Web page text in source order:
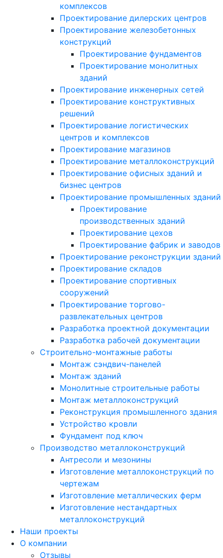
комплексов
Проектирование дилерских центров
Проектирование железобетонных
конструкций
Проектирование фундаментов
Проектирование монолитных
зданий
Проектирование инженерных сетей
Проектирование конструктивных
решений
Проектирование логистических
центров и комплексов
Проектирование магазинов
Проектирование металлоконструкций
Проектирование офисных зданий и
бизнес центров
Проектирование промышленных зданий
Проектирование
производственных зданий
Проектирование цехов
Проектирование фабрик и заводов
Проектирование реконструкции зданий
Проектирование складов
Проектирование спортивных
сооружений
Проектирование торгово-
развлекательных центров
Разработка проектной документации
Разработка рабочей документации
Строительно-монтажные работы
Монтаж сэндвич-панелей
Монтаж зданий
Монолитные строительные работы
Монтаж металлоконструкций
Реконструкция промышленного здания
Устройство кровли
Фундамент под ключ
Производство металлоконструкций
Антресоли и мезонины
Изготовление металлоконструкций по
чертежам
Изготовление металлических ферм
Изготовление нестандартных
металлоконструкций
Наши проекты
О компании
Отзывы